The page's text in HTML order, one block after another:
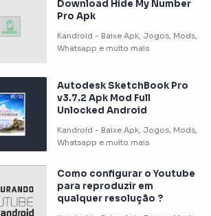
Download Hide My Number
Pro Apk
Autodesk SketchBook Pro
v3.7.2 Apk Mod Full
Unlocked Android
Como configurar o Youtube
para reproduzir em
qualquer resolução ?